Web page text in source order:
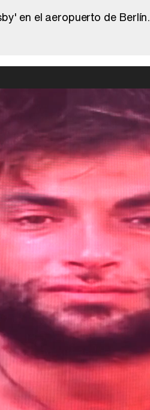
en el aeropuerto de Berlín.